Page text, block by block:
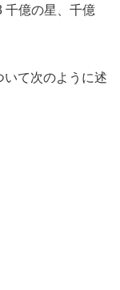
千億の星、千億
いて次のように述